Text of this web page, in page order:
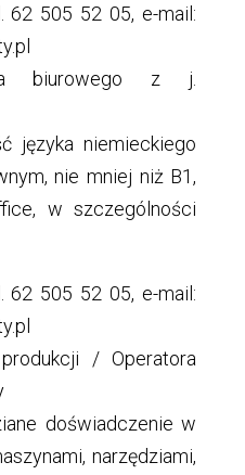
62 505 52 05, e-mail:
biurowego z j.
języka niemieckiego
nie mniej niż B1,
w szczególności
62 505 52 05, e-mail:
/ Operatora
doświadczenie w
narzędziami,